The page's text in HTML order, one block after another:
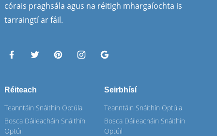
córais praghsála agus na réitigh mhargaíochta is
tarraingtí ar fáil.
Réiteach
Teanntáin Snáithín Optúla
Bosca Dáileacháin Snáithín
Optúil
Seirbhísí
Teanntáin Snáithín Optúla
Bosca Dáileacháin Snáithín
Optúil